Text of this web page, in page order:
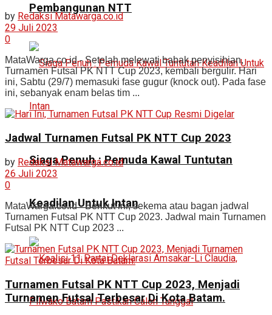
Pembangunan NTT
Siaga Penuh : Pemuda Kawal Tuntutan
Keadilan Untuk Intan
by Redaksi Matawarga.co.id
29 Juli 2023
0
MataWarga.co.id - Setelah melewati babak penyisihian,
Turnamen Futsal PK NTT Cup 2023, kembali bergulir. Hari
ini, Sabtu (29/7) memasuki fase gugur (knock out). Pada fase
ini, sebanyak enam belas tim ...
Jadwal Turnamen Futsal PK NTT Cup 2023
by Redaksi Matawarga.co.id
26 Juli 2023
0
MataWarga.co.id - Berikut ini, sekema atau bagan jadwal
Turnamen Futsal PK NTT Cup 2023. Jadwal main Turnamen
Futsal PK NTT Cup 2023 ...
Turnamen Futsal PK NTT Cup 2023, Menjadi
Turnamen Futsal Terbesar Di Kota Batam.